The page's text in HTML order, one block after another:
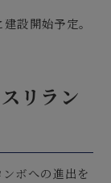
設開始予定。
リラン
ボへの進出を